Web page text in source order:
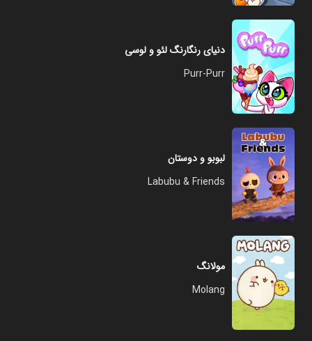
دنیای رنگارنگ لئو و لوسی
Purr-Purr
لبوبو و دوستان
Labubu & Friends
مولانگ
Molang